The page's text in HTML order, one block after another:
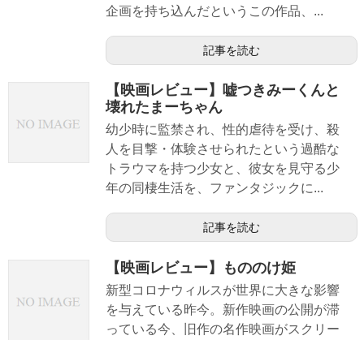
企画を持ち込んだというこの作品、...
記事を読む
【映画レビュー】嘘つきみーくんと
壊れたまーちゃん
幼少時に監禁され、性的虐待を受け、殺
人を目撃・体験させられたという過酷な
トラウマを持つ少女と、彼女を見守る少
年の同棲生活を、ファンタジックに...
記事を読む
【映画レビュー】もののけ姫
新型コロナウィルスが世界に大きな影響
を与えている昨今。新作映画の公開が滞
っている今、旧作の名作映画がスクリー